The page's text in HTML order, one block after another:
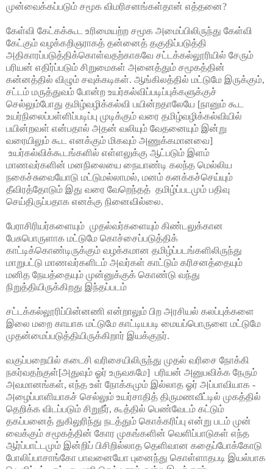
முன்வைக்கப்படும் சமூக விமரிசனங்கள்தான் எத்தனை?
கேள்வி கேட்கக்கூட உரிமையற்ற சமூக அமைப்பிலிருந்து கேள்வி
கேட்கும் வழக்கறிஞராகத் தன்னைத் தகுதிப்படுத்தி
அதிகாரப்படுத்திக்கொள்வதற்காகவே சட்டக்கல்லூரியில் சேரும்
பரியன் எதிர்ப்படும் சிறுமைகள் அனைத்தும் சமூகத்தின்
கன்னத்தில் விழும் சவுக்கடிகள். ஆங்கிலத்தில் மட்டுமே இருக்கும்,
சட்டம் மருத்துவம் போன்ற உயர்கல்விப்படிப்புக்களுக்குச்
செல்லும்போது தமிழ்வழிக்கல்வி பயின்றதாலேயே [நானும் கூட
உயர்நிலைப்பள்ளிப்படிப்பு முடிக்கும் வரை தமிழ்வழிக்கல்வியில்
பயின்றவள் என்பதால் அதன் வலியும் வேதனையும் இன்று
வரையிலும் கூட எனக்கும் மிகவும் அணுக்கமானவை]
உயர்கல்விக்கூடங்களில் எள்ளலுக்கு ஆட்படும் இளம்
மாணவர்களின் மனநிலையை நையாண்டி கலந்த மெல்லிய
நகைச்சுவையோடு மட்டுமல்லாமல், மனம் கனக்கச்செய்யும்
தீவிரத்தோடும் இது வரை வேறெந்தத் தமிழ்ப்படமும் பதிவு
செய்திருப்பதாக எனக்கு நினைவில்லை.
பேராசிரியர்களையும் முதல்வர்களையும் கிண்டலுக்கான
பேசுபொருளாக மட்டுமே கொச்சைப்படுத்திக்
காட்டிக்கொண்டிருக்கும் வழக்கமான தமிழ்ப்படங்களிலிருந்து
மாறுபட்டு மாணவர்களிடம் அவர்கள் காட்டும் கரிசனத்தையும்
மனித நேயத்தையும் முன்னுக்குக் கொண்டு வந்து
நிறுத்தியிருக்கிறது இந்தப்படம்
சட்டக்கல்லூரிப்பின்னணி என்றாலும் பிற அரசியல் கலப்புக்களை
இலை மறை காயாக மட்டுமே காட்டியபடி மையப்பொருளை மட்டுமே
முதன்மைப்படுத்தியிருக்கிறார் இயக்குநர்.
வகுப்பறையில் கடைசி வரிசையிலிருந்து முதல் வரிசை நோக்கி
நகர்வதற்குள்[அதுவும் ஓர் உருவகமே] பரியன் அனுபவிக்க நேரும்
அவமானங்கள், எந்த உள் நோக்கமும் இல்லாத ஓர் அப்பாவியாக -
அழைப்பாளியாகச் செல்லும் உயர்சாதித் திருமணவீட்டில் முகத்தில்
தெறிக்க விடப்படும் சிறுநீர், கூத்தில் பெண்வேடம் கட்டும்
தகப்பனைத் துகிலுரிந்து நடத்தும் கொக்கரிப்பு என்று படம் முன்
வைக்கும் சமூகத்தின் கோர முகங்களின் வெளிப்பாடுகள் எந்த
ஆர்ப்பாட்டமும் இன்றிப் பிசிறில்லாத தெளிவான கதைப்போக்கோடு
போலிப்பாசாங்கோ பாவனையோ புனைந்து கொள்ளாதபடி இயல்பாக